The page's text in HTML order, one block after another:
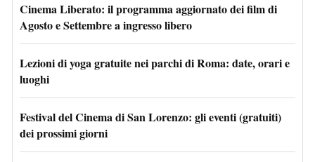
Cinema Liberato: il programma aggiornato dei film di
Agosto e Settembre a ingresso libero
Lezioni di yoga gratuite nei parchi di Roma: date, orari e
luoghi
Festival del Cinema di San Lorenzo: gli eventi (gratuiti)
dei prossimi giorni